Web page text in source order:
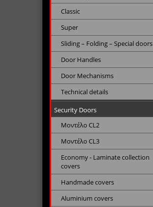
Classic
Super
Sliding – Folding – Special doors
Door Handles
Door Mechanisms
Technical details
Security Doors
Μοντέλο CL2
Μοντέλο CL3
Economy - Laminate collection
covers
Handmade covers
Aluminium covers